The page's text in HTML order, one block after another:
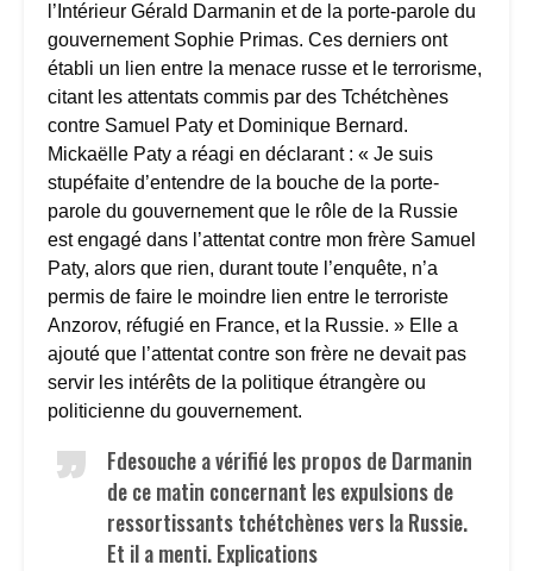
l’Intérieur Gérald Darmanin et de la porte-parole du
gouvernement Sophie Primas. Ces derniers ont
établi un lien entre la menace russe et le terrorisme,
citant les attentats commis par des Tchétchènes
contre Samuel Paty et Dominique Bernard.
Mickaëlle Paty a réagi en déclarant : « Je suis
stupéfaite d’entendre de la bouche de la porte-
parole du gouvernement que le rôle de la Russie
est engagé dans l’attentat contre mon frère Samuel
Paty, alors que rien, durant toute l’enquête, n’a
permis de faire le moindre lien entre le terroriste
Anzorov, réfugié en France, et la Russie. » Elle a
ajouté que l’attentat contre son frère ne devait pas
servir les intérêts de la politique étrangère ou
politicienne du gouvernement.​
Fdesouche a vérifié les propos de Darmanin
de ce matin concernant les expulsions de
ressortissants tchétchènes vers la Russie.
Et il a menti. Explications